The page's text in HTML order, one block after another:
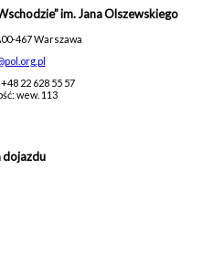
im. Jana Olszewskiego
00-467 Warszawa
22 628 55 57
wew. 113
dojazdu